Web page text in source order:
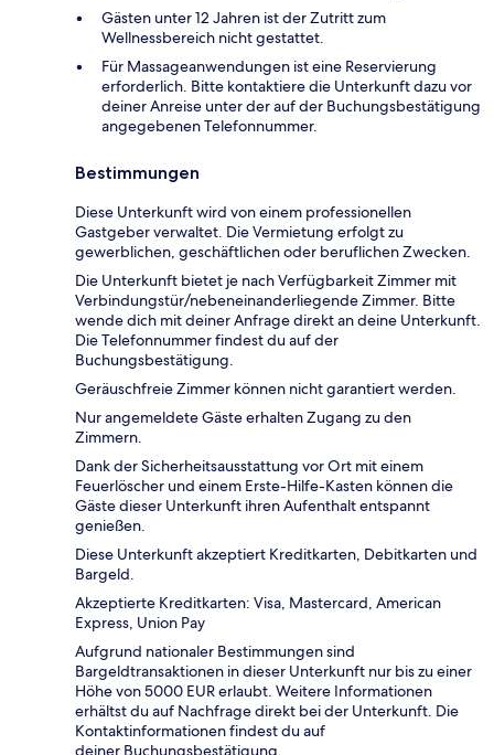
Gästen unter 12 Jahren ist der Zutritt zum
Wellnessbereich nicht gestattet.
Für Massageanwendungen ist eine Reservierung
erforderlich. Bitte kontaktiere die Unterkunft dazu vor
deiner Anreise unter der auf der Buchungsbestätigung
angegebenen Telefonnummer.
Bestimmungen
Diese Unterkunft wird von einem professionellen
Gastgeber verwaltet. Die Vermietung erfolgt zu
gewerblichen, geschäftlichen oder beruflichen Zwecken.
Die Unterkunft bietet je nach Verfügbarkeit Zimmer mit
Verbindungstür/nebeneinanderliegende Zimmer. Bitte
wende dich mit deiner Anfrage direkt an deine Unterkunft.
Die Telefonnummer findest du auf der
Buchungsbestätigung.
Geräuschfreie Zimmer können nicht garantiert werden.
Nur angemeldete Gäste erhalten Zugang zu den
Zimmern.
Dank der Sicherheitsausstattung vor Ort mit einem
Feuerlöscher und einem Erste-Hilfe-Kasten können die
Gäste dieser Unterkunft ihren Aufenthalt entspannt
genießen.
Diese Unterkunft akzeptiert Kreditkarten, Debitkarten und
Bargeld.
Akzeptierte Kreditkarten: Visa, Mastercard, American
Express, Union Pay
Aufgrund nationaler Bestimmungen sind
Bargeldtransaktionen in dieser Unterkunft nur bis zu einer
Höhe von 5000 EUR erlaubt. Weitere Informationen
erhältst du auf Nachfrage direkt bei der Unterkunft. Die
Kontaktinformationen findest du auf
deiner Buchungsbestätigung.